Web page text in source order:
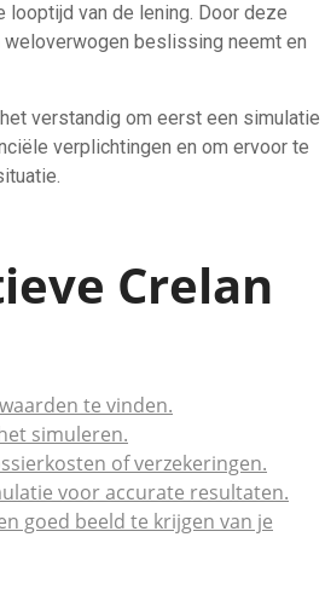
van de lening. Door deze
beslissing neemt en
verstandig om eerst een simulatie
verplichtingen en om ervoor te
Crelan
te vinden.
simuleren.
of verzekeringen.
voor accurate resultaten.
goed beeld te krijgen van je